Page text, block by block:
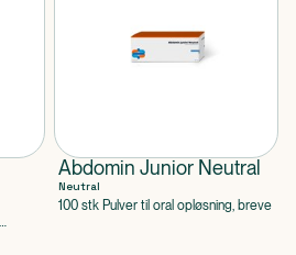
Abdomin Junior Neutral
Neutral
100 stk Pulver til oral opløsning, breve